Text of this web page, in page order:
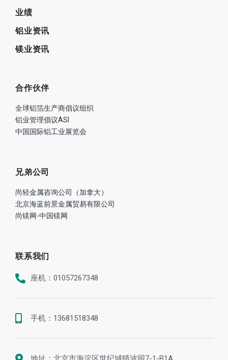
业绩
铝业资讯
镁业资讯
合作伙伴
全球铝箔生产商倡议组织
铝业管理倡议ASI
中国国际铝工业展览会
兄弟公司
尚轻金属咨询公司（加拿大）
北京海蓝前景金属贸易有限公司
尚镁网-中国镁网
联系我们
座机：01057267348
手机：13681518348